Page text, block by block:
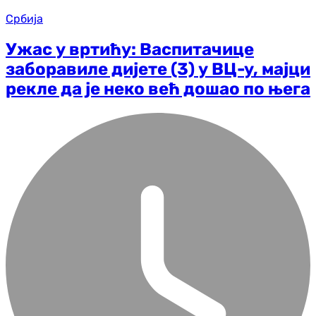
Србија
Ужас у вртићу: Васпитачице
заборавиле дијете (3) у ВЦ-у, мајци
рекле да је неко већ дошао по њега